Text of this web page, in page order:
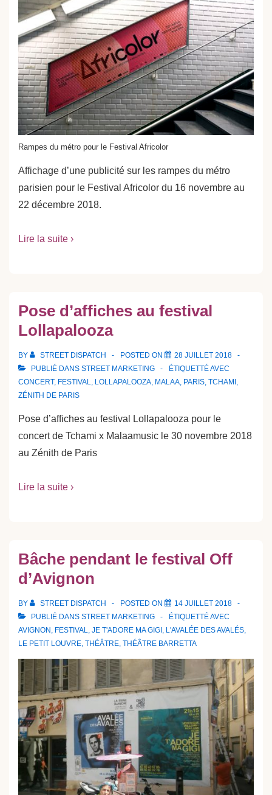
Rampes du métro pour le Festival Africolor
Affichage d’une publicité sur les rampes du métro
parisien pour le Festival Africolor du 16 novembre au
22 décembre 2018.
Lire la suite ›
Pose d’affiches au festival
Lollapalooza
BY STREET DISPATCH POSTED ON
28 JUILLET 2018
PUBLIÉ DANS STREET MARKETING
ÉTIQUETTÉ AVEC
CONCERT, FESTIVAL LOLLAPALOOZA MALAA PARIS TCHAMI
ZÉNITH DE PARIS
Pose d’affiches au festival Lollapalooza pour le
concert de Tchami x Malaamusic le 30 novembre 2018
au Zénith de Paris
Lire la suite ›
Bâche pendant le festival Off
d’Avignon
BY STREET DISPATCH POSTED ON
14 JUILLET 2018
PUBLIÉ DANS STREET MARKETING
ÉTIQUETTÉ AVEC
AVIGNON FESTIVAL JE T'ADORE MA GIGI L'AVALÉE DES AVALÉS
LE PETIT LOUVRE THÉÂTRE THÉÂTRE BARRETTA